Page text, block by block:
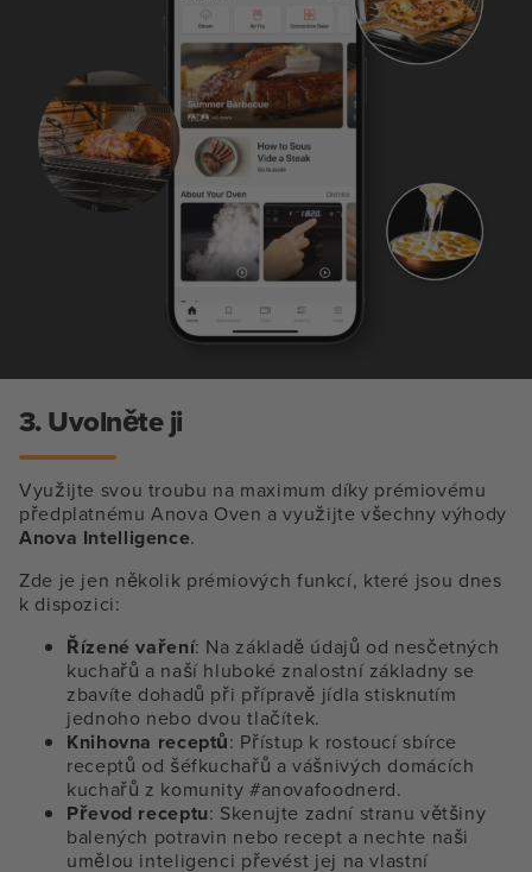
3. Uvolněte ji
Využijte svou troubu na maximum díky prémiovému
předplatnému Anova Oven a využijte všechny výhody
Anova Intelligence.
Zde je jen několik prémiových funkcí, které jsou dnes
k dispozici:
Řízené vaření: Na základě údajů od nesčetných
kuchařů a naší hluboké znalostní základny se
zbavíte dohadů při přípravě jídla stisknutím
jednoho nebo dvou tlačítek.
Knihovna receptů: Přístup k rostoucí sbírce
receptů od šéfkuchařů a vášnivých domácích
kuchařů z komunity #anovafoodnerd.
Převod receptu: Skenujte zadní stranu většiny
balených potravin nebo recept a nechte naši
umělou inteligenci převést jej na vlastní